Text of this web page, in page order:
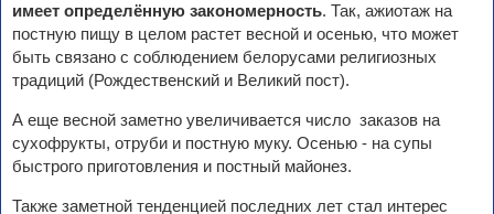
имеет определённую закономерность. Так, ажиотаж на
постную пищу в целом растет весной и осенью, что может
быть связано с соблюдением белорусами религиозных
традиций (Рождественский и Великий пост).
А еще весной заметно увеличивается число заказов на
сухофрукты, отруби и постную муку. Осенью - на супы
быстрого приготовления и постный майонез.
Также заметной тенденцией последних лет стал интерес